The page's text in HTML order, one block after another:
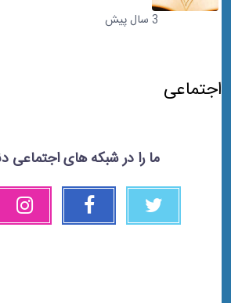
3 سال پیش
اجتماعی
ما را در شبکه های اجتماعی